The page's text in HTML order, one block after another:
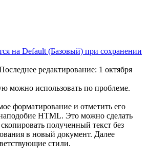
на Default (Базовый) при сохранении
редактирование: 1 октября
можно использовать по проблеме.
форматирование и отметить его
HTML. Это можно сделать
полученный текст без
в новый документ. Далее
стили.